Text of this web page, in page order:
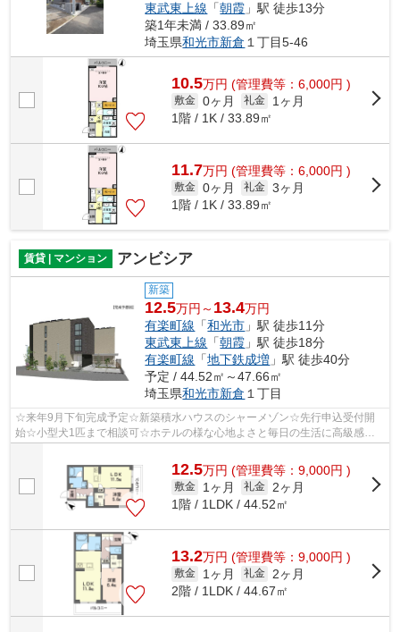
東武東上線 「朝霞 」駅 徒歩13分
築1年未満 / 33.89㎡
埼玉県和光市新倉 １丁目5-46
10.5万円 (管理費等：6,000円 )
敷金 0ヶ月 礼金
1ヶ月
1階 / 1K / 33.89㎡
11.7万円 (管理費等：6,000円 )
敷金 0ヶ月 礼金 3ヶ月
1階 / 1K / 33.89㎡
賃貸 | マンション アンビシア
新築
12.5万円～ 13.4万円
有楽町線 「和光市 」駅 徒歩11分
東武東上線 「朝霞 」駅 徒歩18分
有楽町線 「地下鉄成増 」駅 徒歩40分
予定 / 44.52㎡～47.66㎡
埼玉県和光市新倉 １丁目
☆来年9月下旬完成予定☆新築積水ハウスのシャーメゾン☆先行申込受付開
始☆小型犬1匹まで相談可☆ホテルの様な心地よさと毎日の生活に高級感溢
12.5万円 (管理費等：9,000円 )
敷金 1ヶ月 礼金
2ヶ月
1階 / 1LDK / 44.52㎡
13.2万円 (管理費等：9,000円 )
敷金 1ヶ月 礼金
2ヶ月
2階 / 1LDK / 44.67㎡